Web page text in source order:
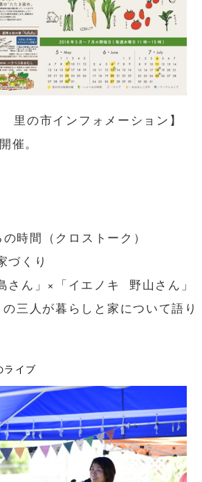
里の市インフォメーション】
催。
時間（クロストーク）
づくり
さん」×「イエノキ 野山さん」
三人が暮らしと家について語り
イブ